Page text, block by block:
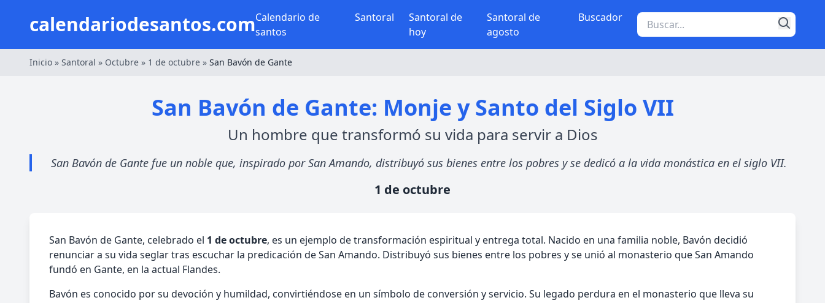
calendariodesantos.comCalendario de
santos
Santoral
Santoral de
hoy
Santoral de
agosto
Buscador
Inicio » Santoral » Octubre » 1 de octubre » San Bavón de Gante
San Bavón de Gante: Monje y Santo del Siglo VII
Un hombre que transformó su vida para servir a Dios
San Bavón de Gante fue un noble que, inspirado por San Amando, distribuyó sus bienes entre los pobres y se dedicó a la vida monástica en el siglo VII.
1 de octubre
San Bavón de Gante, celebrado el 1 de octubre, es un ejemplo de transformación espiritual y entrega total. Nacido en una familia noble, Bavón decidió
renunciar a su vida seglar tras escuchar la predicación de San Amando. Distribuyó sus bienes entre los pobres y se unió al monasterio que San Amando
fundó en Gante, en la actual Flandes.
Bavón es conocido por su devoción y humildad, convirtiéndose en un símbolo de conversión y servicio. Su legado perdura en el monasterio que lleva su